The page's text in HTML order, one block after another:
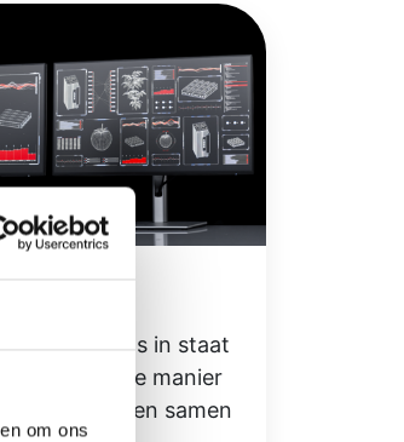
om ons
stelt u ons in staat
op een veilige manier
en uw vragen samen